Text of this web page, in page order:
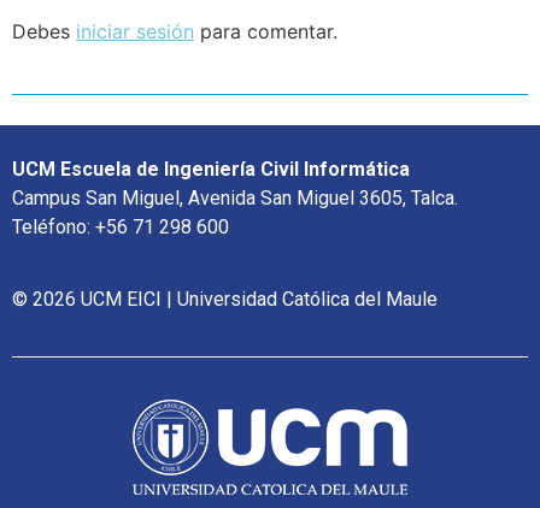
Debes iniciar sesión para comentar.
UCM Escuela de Ingeniería Civil Informática
Campus San Miguel, Avenida San Miguel 3605, Talca.
Teléfono: +56 71 298 600
© 2026 UCM EICI | Universidad Católica del Maule